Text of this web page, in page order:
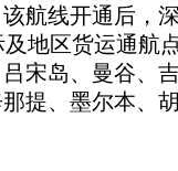
航线开通后，
地区货运通航
宋岛、曼谷、
提、墨尔本、